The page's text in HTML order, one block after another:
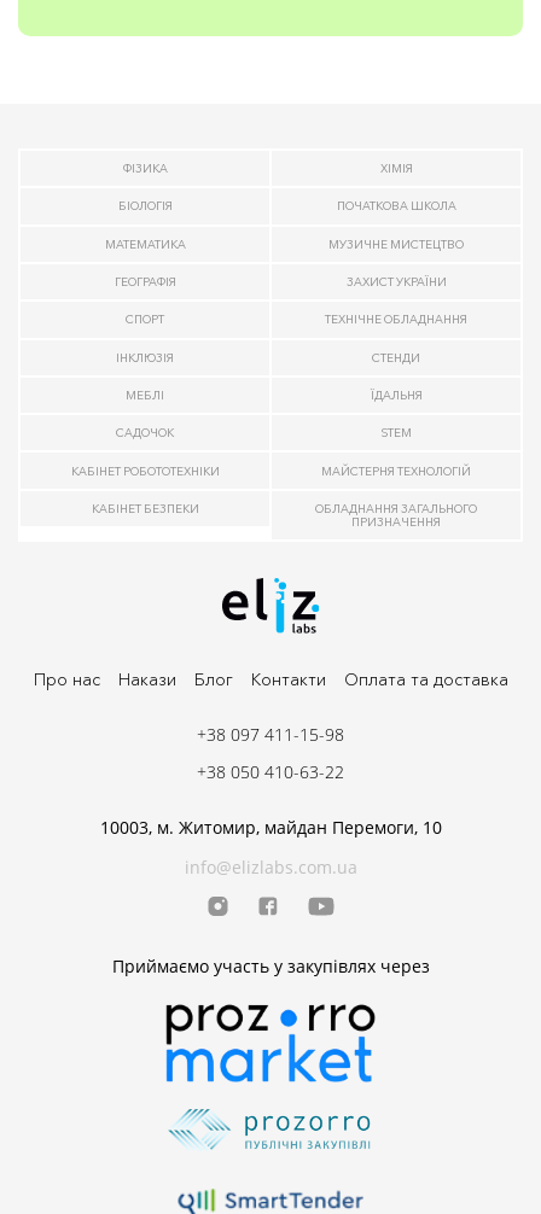
ФІЗИКА ХІМІЯ
БІОЛОГІЯ ПОЧАТКОВА ШКОЛА
МАТЕМАТИКА МУЗИЧНЕ МИСТЕЦТВО
ГЕОГРАФІЯ ЗАХИСТ УКРАЇНИ
СПОРТ ТЕХНІЧНЕ ОБЛАДНАННЯ
ІНКЛЮЗІЯ СТЕНДИ
МЕБЛІ ЇДАЛЬНЯ
САДОЧОК STEM
КАБІНЕТ РОБОТОТЕХНІКИ МАЙСТЕРНЯ ТЕХНОЛОГІЙ
КАБІНЕТ БЕЗПЕКИ
ОБЛАДНАННЯ ЗАГАЛЬНОГО
ПРИЗНАЧЕННЯ
Про нас Накази Блог Контакти Оплата та доставка
10003, м. Житомир, майдан Перемоги, 10
info@elizlabs.com.ua
Приймаємо участь у закупівлях через
+38 097 411-15-98
+38 050 410-63-22